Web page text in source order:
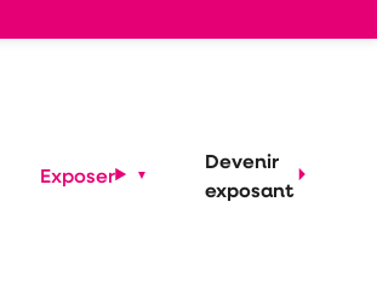
Exposer
Devenir
exposant